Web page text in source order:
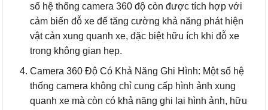
số hệ thống camera 360 độ còn được tích hợp với
cảm biến đỗ xe để tăng cường khả năng phát hiện
vật cản xung quanh xe, đặc biệt hữu ích khi đỗ xe
trong không gian hẹp.
Camera 360 Độ Có Khả Năng Ghi Hình: Một số hệ
thống camera không chỉ cung cấp hình ảnh xung
quanh xe mà còn có khả năng ghi lại hình ảnh, hữu